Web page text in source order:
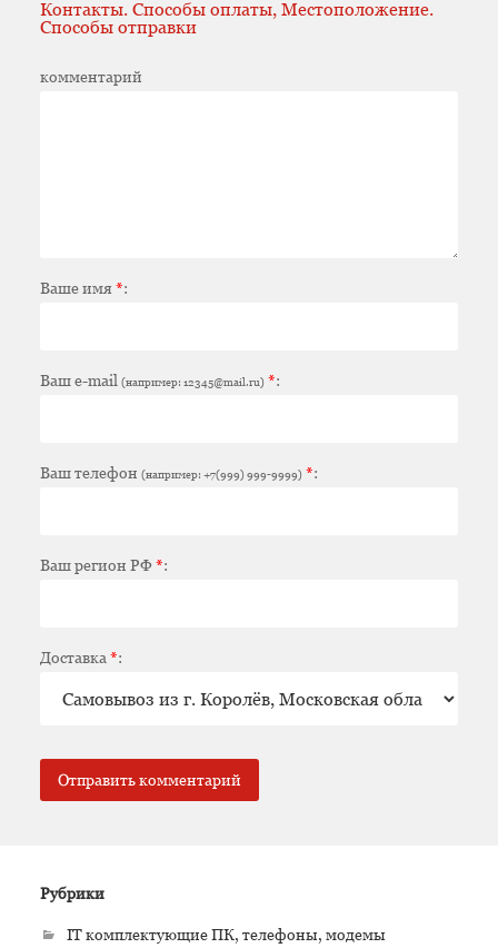
Контакты. Способы оплаты, Местоположение.
Способы отправки
комментарий
Ваше имя*:
Ваш e-mail (например: 12345@mail.ru) *:
Ваш телефон (например: +7(999) 999-9999) *:
Ваш регион РФ*:
Доставка *:
Рубрики
IT комплектующие ПК, телефоны, модемы